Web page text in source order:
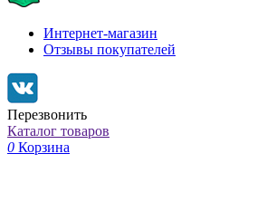
Интернет-магазин
Отзывы покупателей
Перезвонить
Каталог товаров
0 Корзина